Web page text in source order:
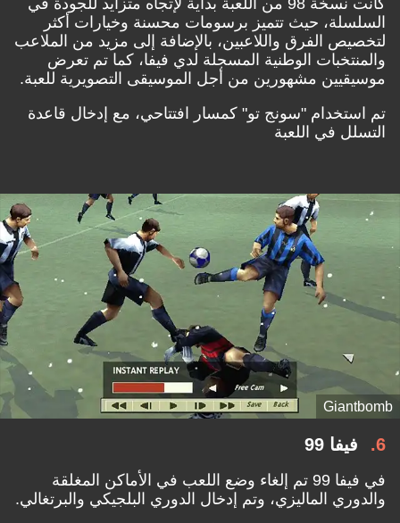
السلسلة، حيث تتميز برسومات محسنة وخيارات أكثر
لتخصيص الفرق واللاعبين، بالإضافة إلى مزيد من الملاعب
والمنتخبات الوطنية المسجلة لدي فيفا، كما تم تعرض
موسيقيين مشهورين من أجل الموسيقى التصويرية للعبة.
تم استخدام "سونج تو" كمسار افتتاحي، مع إدخال قاعدة
التسلل في اللعبة
Giantbomb
6 فيفا 99
في فيفا 99 تم إلغاء وضع اللعب في الأماكن المغلقة
والدوري الماليزي، وتم إدخال الدوري البلجيكي والبرتغالي.